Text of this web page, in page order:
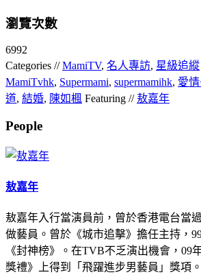
瀏覽次數
6992
Categories //MamiTV, 名人專訪, 星級追縱
MamiTvhk, Supermami, supermamihk, 愛
道, 結婚, 陳如楓 Featuring // 敖嘉年
People
敖嘉年
敖嘉年入行當演員前，曾於香港電台當
做藝員。曾於《城市追擊》擔任主持，
《封神榜》。在TVB不乏演出機會，09
獎禮》上得到「飛躍進步男藝員」獎項